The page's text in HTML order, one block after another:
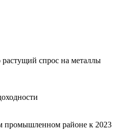
растущий спрос на металлы
промышленном районе к 2023